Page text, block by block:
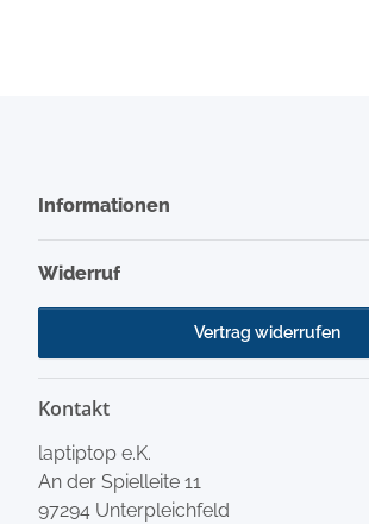
Informationen
Widerruf
Vertrag widerrufen
Kontakt
laptiptop e.K.
An der Spielleite 11
97294 Unterpleichfeld